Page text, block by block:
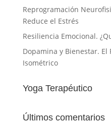
Reprogramación
Reduce el Estrés
Resiliencia Emocional.
Dopamina y Bienestar. El
Isométrico
Yoga Terapéutico
Últimos comentarios